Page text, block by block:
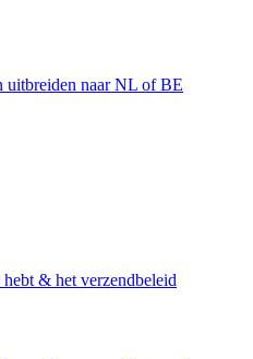
uitbreiden naar NL of BE
& het verzendbeleid